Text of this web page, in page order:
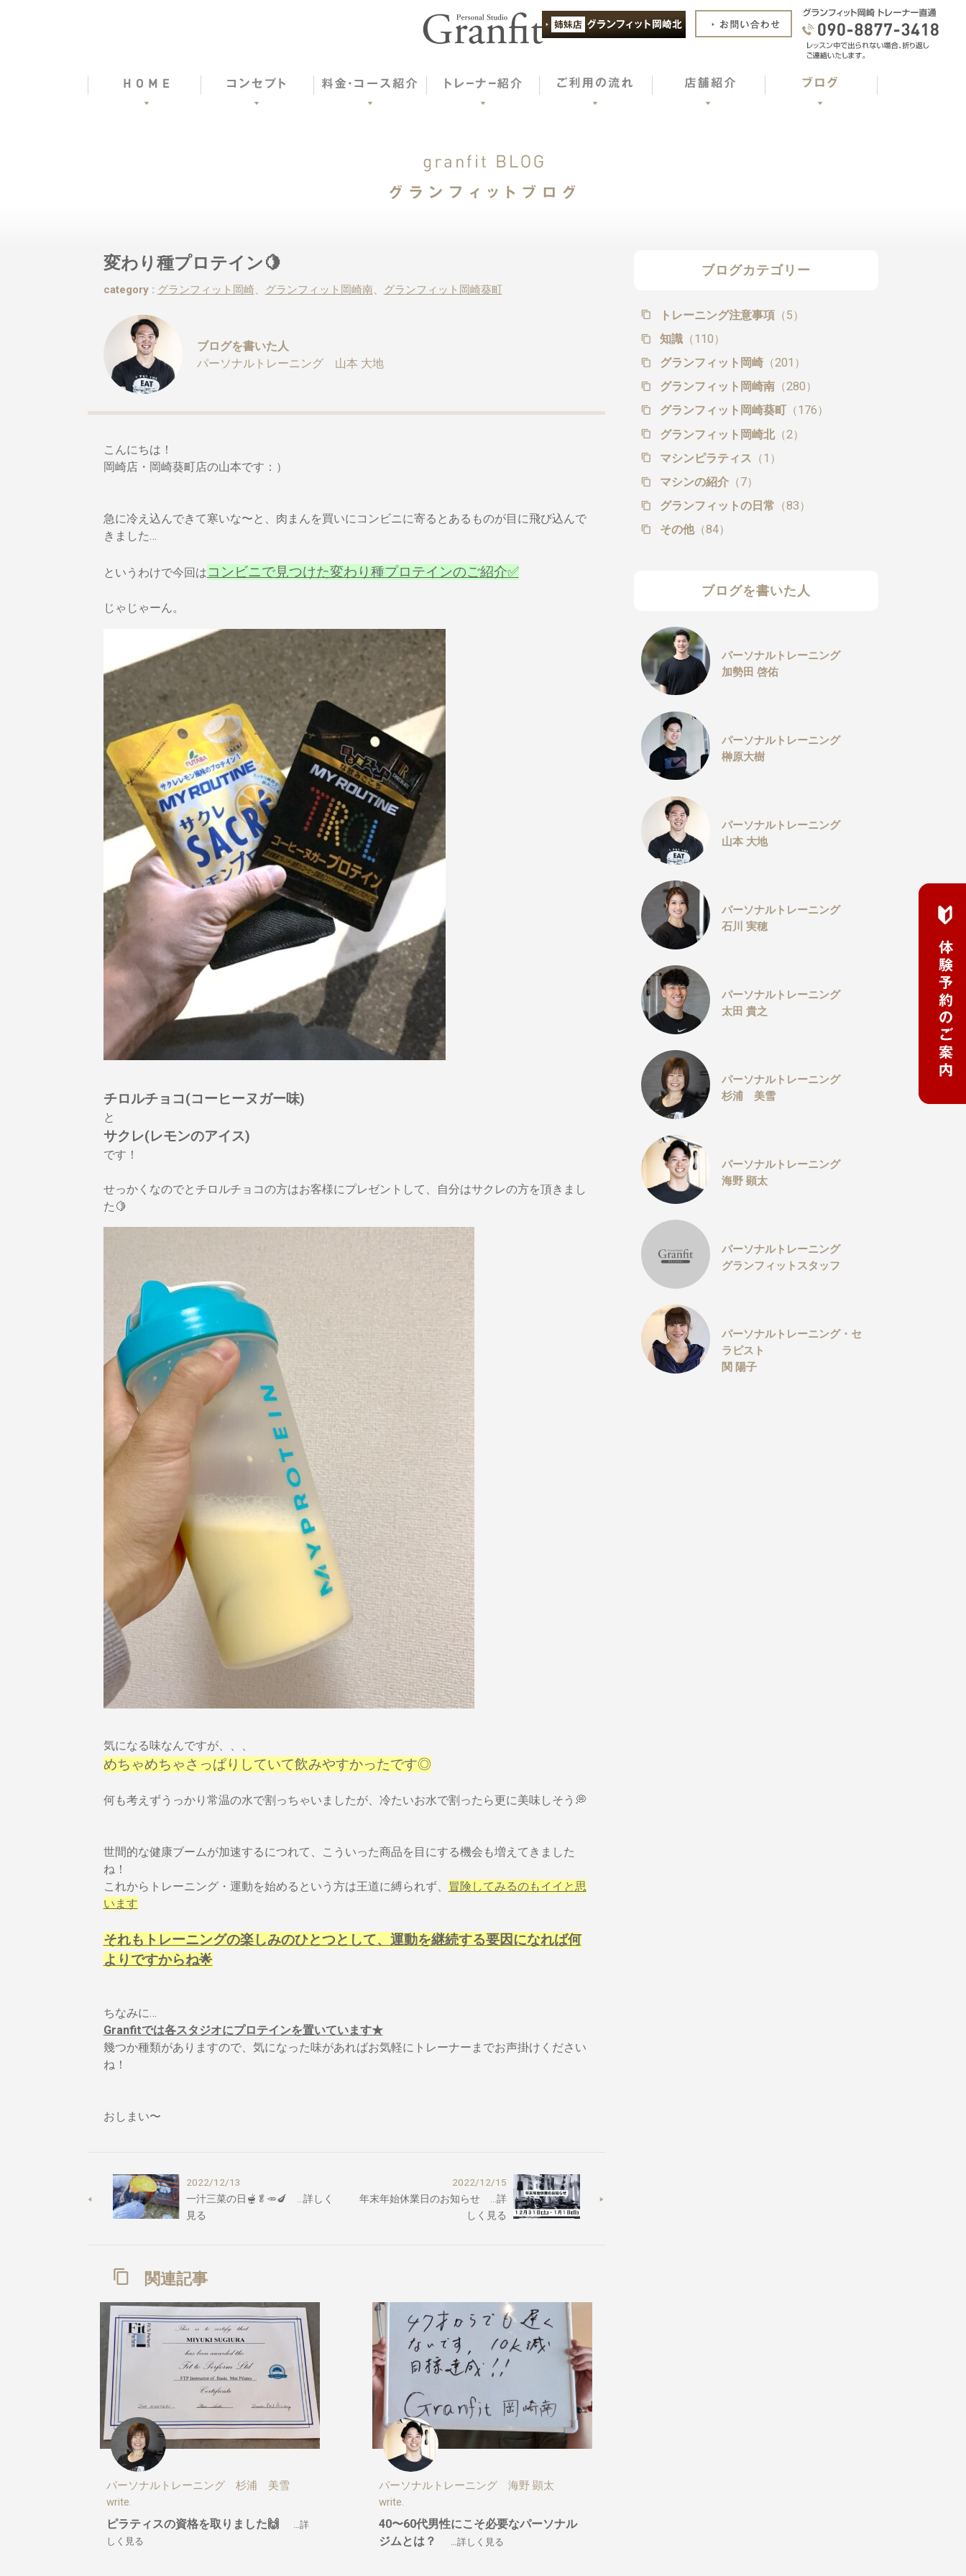
変わり種プロテイン🍋
category : グランフィット岡崎、 グランフィット岡崎南 グランフィット岡崎葵町
ブログを書いた人
パーソナルトレーニング 山本 大地
こんにちは！
岡崎店・岡崎葵町店の山本です：）
急に冷え込んできて寒いな〜と、肉まんを買いにコンビニに寄るとあるものが目に飛び込んで
きました…
というわけで今回は コンビニで見つけた変わり種プロテインのご紹介✅
じゃじゃーん。
チロルチョコ(コーヒーヌガー味)
と
サクレ(レモンのアイス)
です！
せっかくなのでとチロルチョコの方はお客様にプレゼントして、自分はサクレの方を頂きまし
た🍋
気になる味なんですが、、、
めちゃめちゃさっぱりしていて飲みやすかったです◎
何も考えずうっかり常温の水で割っちゃいましたが、冷たいお水で割ったら更に美味しそう💭
世間的な健康ブームが加速するにつれて、こういった商品を目にする機会も増えてきました
ね！
これからトレーニング・運動を始めるという方は王道に縛られず、
冒険してみるのもイイと思
います
それもトレーニングの楽しみのひとつとして、運動を継続する要因になれば何
よりですからね🌟
ちなみに…
Granfitでは各スタジオにプロテインを置いています★
幾つか種類がありますので、気になった味があればお気軽にトレーナーまでお声掛けください
ね！
おしまい〜
2022/12/13
一汁三菜の日🫕🥬🥕🍆 …詳しく
見る
2022/12/15
年末年始休業日のお知らせ …詳
しく見る
関連記事
パーソナルトレーニング 杉浦 美雪
write.
ピラティスの資格を取りました🙌
…詳
しく見る
パーソナルトレーニング 海野 顕太
write.
40〜60代男性にこそ必要なパーソナル
ジムとは？
…詳しく見る
ブログカテゴリー
トレーニング注意事項 （5）
知識 （110）
グランフィット岡崎 （201）
グランフィット岡崎南 （280）
グランフィット岡崎葵町 （176）
グランフィット岡崎北（2）
マシンピラティス
（1）
マシンの紹介 （7）
グランフィットの日常 （83）
その他（84）
ブログを書いた人
パーソナルトレーニング
加勢田 啓佑
パーソナルトレーニング
榊原大樹
パーソナルトレーニング
山本 大地
パーソナルトレーニング
石川 実穂
パーソナルトレーニング
太田 貴之
パーソナルトレーニング
杉浦 美雪
パーソナルトレーニング
海野 顕太
パーソナルトレーニング
グランフィットスタッフ
パーソナルトレーニング・セ
ラピスト
関 陽子